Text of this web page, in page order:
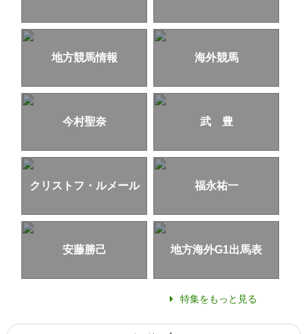
地方競馬情報 海外競馬
今村聖奈 武 豊
クリストフ・ルメール 福永祐一
安藤勝己 地方海外G1出馬表
特集をもっと見る